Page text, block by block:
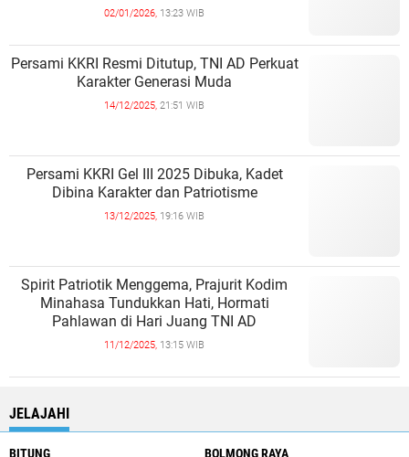
02/01/2026, 13:23 WIB
Persami KKRI Resmi Ditutup, TNI AD Perkuat
Karakter Generasi Muda
14/12/2025, 21:51 WIB
Persami KKRI Gel III 2025 Dibuka, Kadet
Dibina Karakter dan Patriotisme
13/12/2025, 19:16 WIB
Spirit Patriotik Menggema, Prajurit Kodim
Minahasa Tundukkan Hati, Hormati
Pahlawan di Hari Juang TNI AD
11/12/2025, 13:15 WIB
JELAJAHI
BITUNG BOLMONG RAYA